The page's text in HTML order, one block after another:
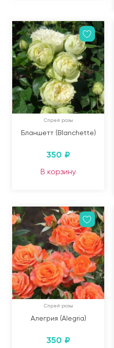
Спрей розы
Бланшетт (Blanchette)
350 ₽
В корзину
Спрей розы
Алегрия (Alegria)
350 ₽